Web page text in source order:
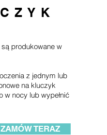
produkowane w
z jednym lub
na kluczyk
w nocy lub wypełnić
ZAMÓW TERAZ